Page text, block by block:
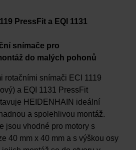
PressFit a EQI 1131
snímače pro
do malých pohonů
rotačními snímači ECI 1119
a EQI 1131 PressFit
HEIDENHAIN ideální
a spolehlivou montáž.
jsou vhodné pro motory s
40 mm x 40 mm a s výškou osy